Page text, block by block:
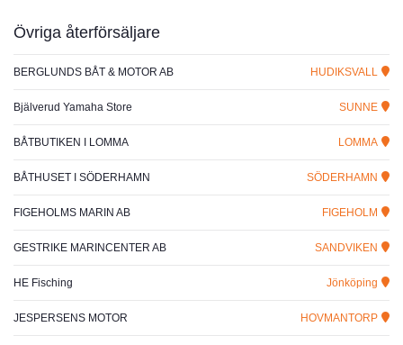
Övriga återförsäljare
BERGLUNDS BÅT & MOTOR AB HUDIKSVALL
Bjälverud Yamaha Store SUNNE
BÅTBUTIKEN I LOMMA LOMMA
BÅTHUSET I SÖDERHAMN SÖDERHAMN
FIGEHOLMS MARIN AB FIGEHOLM
GESTRIKE MARINCENTER AB SANDVIKEN
HE Fisching Jönköping
JESPERSENS MOTOR HOVMANTORP